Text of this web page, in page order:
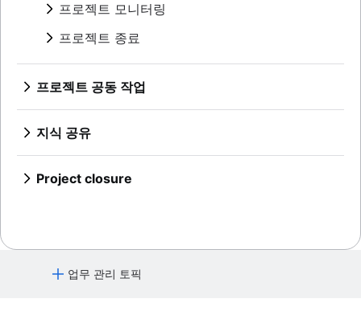
마인드맵 예시
콘셉트 매핑
의사 결정 트리
어피니티 다이어그램
비즈니스 프로세스 리엔지니어링
스윔레인 다이어그램
승인 프로세스 최적화
아키텍처 다이어그램: 정의, 유형 및 모범 사
례
스키마 다이어그램
Context diagram
AWS 다이어그램
SIPOC 다이어그램
엔터티 관계 다이어그램
작업을 자동화하는 방법
AI 작업 관리
PERT 차트
위험 완화
위험 관리
엔터프라이즈 위험 관리
Confluence 데이터베이스로 할 수 있는지 몰
랐던 7가지 멋진 기능
Confluence 데이터베이스로 콘텐츠 관리 단
순화
프로젝트 모니터링
리드 타임
시간 추적
비용 성과 지수
프로젝트 병목 상태
프로젝트 종료
구현 후 검토
8D 문제 해결
종합적 품질 관리
프로젝트 공동 작업
개요
협업 중심의 문화
개요
협업 중심의 커뮤니케이션
명목 집단 기법
자체 관리
교차 기능 팀
개요
브레인스토밍 모범 사례
브레인스토밍 세션
Confluence 화이트보드를 사용한 브레인스
회의를 줄이는 방법
팀 관리 및 리더십
개요
지식 공유
개요
개요
중앙 집중식 기술 자료
지식 공유 문화
Project closure
업무 관리 토픽